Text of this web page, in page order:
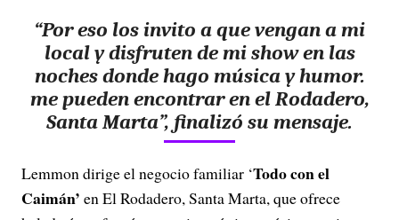
“Por eso los invito a que vengan a mi
local y disfruten de mi show en las
noches donde hago música y humor.
me pueden encontrar en el Rodadero,
Santa Marta”, finalizó su mensaje.
Lemmon dirige el negocio familiar ‘Todo con el
Caimán’ en El Rodadero, Santa Marta, que ofrece